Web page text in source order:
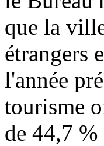
que la
étrangers
l'année
tourisme
de 44,7 %